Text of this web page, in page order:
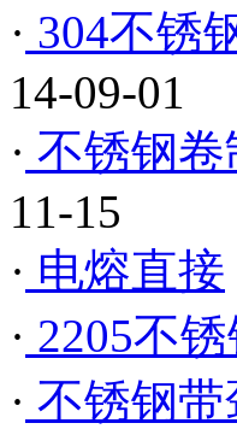
· 304不锈
14-09-01
· 不锈钢卷
11-15
· 电熔直接
· 2205不
· 不锈钢带